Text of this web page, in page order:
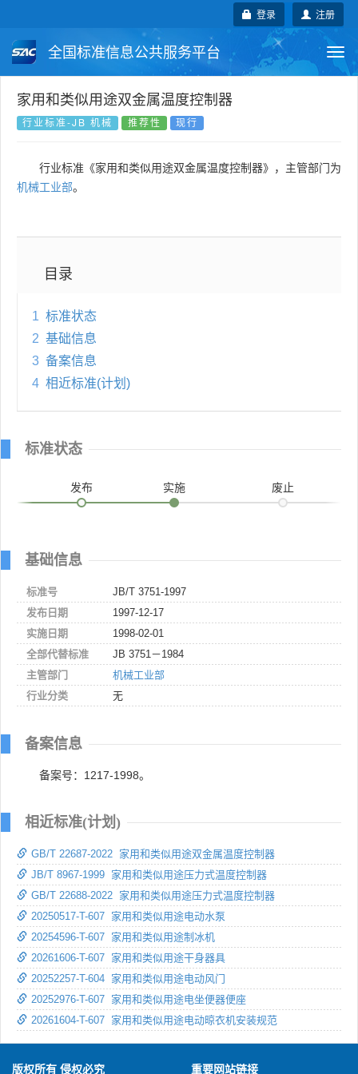
注册
登录
全国标准信息公共服务平台
国家标准 行业标准
国外标准 技术委员会
家用和类似用途双金属温度控制器
行业标准-JB 机械 推荐性 现行
行业标准《家用和类似用途双金属温度控制器》，主管部门为
机械工业部。
目录
1 标准状态
2 基础信息
3 备案信息
4 相近标准(计划)
标准状态
发布 实施 废止
基础信息
标准号
JB/T 3751-1997
发布日期
1997-12-17
实施日期
1998-02-01
全部代替标准
JB 3751－1984
主管部门
机械工业部
行业分类
无
备案信息
备案号：1217-1998。
相近标准(计划)
GB/T 22687-2022 家用和类似用途双金属温度控制器
JB/T 8967-1999 家用和类似用途压力式温度控制器
GB/T 22688-2022 家用和类似用途压力式温度控制器
20250517-T-607 家用和类似用途电动水泵
20254596-T-607 家用和类似用途制冰机
20261606-T-607 家用和类似用途干身器具
20252257-T-604 家用和类似用途电动风门
20252976-T-607 家用和类似用途电坐便器便座
20261604-T-607 家用和类似用途电动晾衣机安装规范
版权所有 侵权必究 重要网站链接